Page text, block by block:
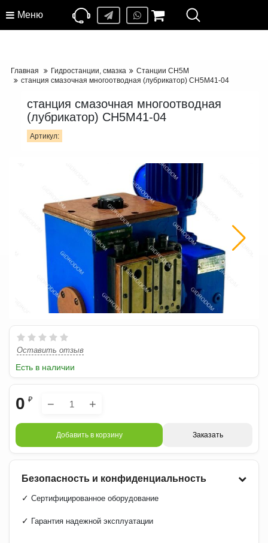
Меню
Главная Гидростанции, смазка
Станции СН5М
станция смазочная многоотводная (лубрикатор) СН5М41-04
станция смазочная многоотводная
(лубрикатор) СН5М41-04
Артикул:
Оставить отзыв
Есть в наличии
0 ₽ − +
Добавить в корзину Заказать
Безопасность и конфиденциальность
✓ Сертифицированное оборудование
✓ Гарантия надежной эксплуатации